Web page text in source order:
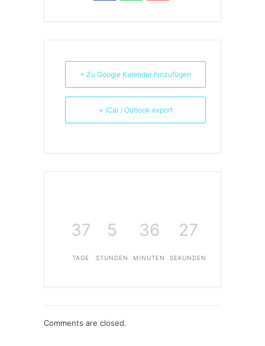
+ Zu Google Kalender hinzufügen
+ iCal / Outlook export
37
TAGE
5
STUNDEN
36
MINUTEN
27
SEKUNDEN
Comments are closed.